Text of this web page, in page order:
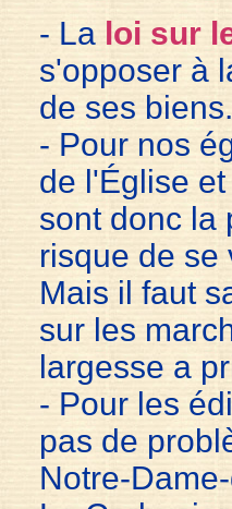
- Laloi sur
s'opposer à
de ses biens.
- Pour nos
de l'Église
sont donc la
risque de se
Mais il faut
sur les
largesse a
- Pour les
pas de
Notre-